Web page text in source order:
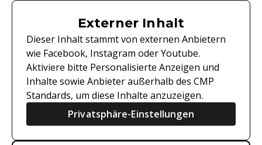
Externer Inhalt
Dieser Inhalt stammt von externen Anbietern
wie Facebook, Instagram oder Youtube.
Aktiviere bitte Personalisierte Anzeigen und
Inhalte sowie Anbieter außerhalb des CMP
Standards, um diese Inhalte anzuzeigen.
Privatsphäre-Einstellungen